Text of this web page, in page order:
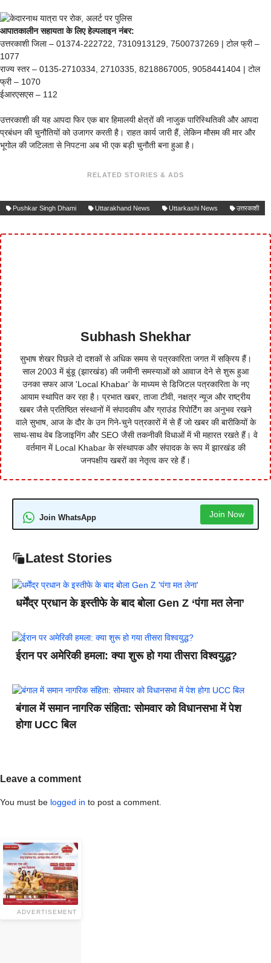
आपातकालीन सहायता के लिए हेल्पलाइन नंबर:
उत्तरकाशी जिला – 01374-222722, 7310913129, 7500737269 | टोल फ्री –
1077
राज्य स्तर – 0135-2710334, 2710335, 8218867005, 9058441404 | टोल
फ्री – 1070
ईआरएसएस – 112
उत्तरकाशी की यह आपदा फिर एक बार हिमालयी क्षेत्रों की नाजुक पारिस्थितिकी और आपदा
प्रबंधन की चुनौतियों को उजागर करती है। राहत कार्य जारी हैं, लेकिन मौसम की मार और
भूगोल की जटिलता से निपटना अब भी एक बड़ी चुनौती बना हुआ है।
RELATED STORIES & ADS
Pushkar Singh Dhami Uttarakhand News Uttarkashi News उत्तरकाशी
Subhash Shekhar
सुभाष शेखर पिछले दो दशकों से अधिक समय से पत्रकारिता जगत में सक्रिय हैं।
साल 2003 में बुंडू (झारखंड) की जमीनी समस्याओं को आवाज देने से शुरू हुआ
उनका सफर आज 'Local Khabar' के माध्यम से डिजिटल पत्रकारिता के नए
आयाम स्थापित कर रहा है। प्रभात खबर, ताजा टीवी, नक्षत्र न्यूज और राष्ट्रीय
खबर जैसे प्रतिष्ठित संस्थानों में संपादकीय और ग्राउंड रिपोर्टिंग का अनुभव रखने
वाले सुभाष, आज के दौर के उन गिने-चुने पत्रकारों में से हैं जो खबर की बारीकियों के
साथ-साथ वेब डिजाइनिंग और SEO जैसी तकनीकी विधाओं में भी महारत रखते हैं। वे
वर्तमान में Local Khabar के संस्थापक और संपादक के रूप में झारखंड की
जनपक्षीय खबरों का नेतृत्व कर रहे हैं।
Join WhatsApp Join Now
Latest Stories
धर्मेंद्र प्रधान के इस्तीफे के बाद बोला Gen Z ‘पंगा मत लेना’
ईरान पर अमेरिकी हमला: क्या शुरू हो गया तीसरा विश्वयुद्ध?
बंगाल में समान नागरिक संहिता: सोमवार को विधानसभा में पेश
होगा UCC बिल
Leave a comment
You must be logged in to post a comment.
ADVERTISEMENT